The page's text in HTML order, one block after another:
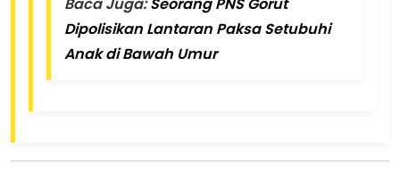
Dipolisikan Lantaran Paksa Setubuhi
Anak di Bawah Umur